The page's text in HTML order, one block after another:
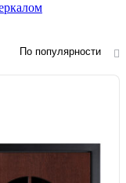
По популярности